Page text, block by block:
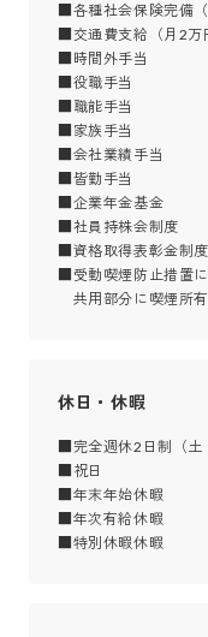
■各種社会保険完備
■交通費支給（月2万
■時間外手当
■役職手当
■職能手当
■家族手当
■会社業績手当
■皆勤手当
■企業年金基金
■社員持株会制度
■資格取得表彰金制度
■受動喫煙防止措置
共用部分に喫煙所有
休日・休暇
■完全週休2日制（土
■祝日
■年末年始休暇
■年次有給休暇
■特別休暇休暇